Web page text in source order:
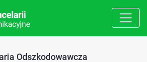
Odszkodowawcza